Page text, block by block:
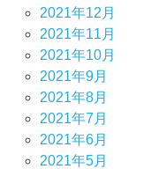
2021年12月
2021年11月
2021年10月
2021年9月
2021年8月
2021年7月
2021年6月
2021年5月